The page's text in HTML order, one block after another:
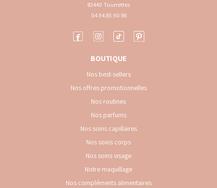
83440 Tourrettes
04.94.85.90.98
BOUTIQUE
Nos best-sellers
Nos offres promotionnelles
Nos routines
Nos parfums
Nos soins capillaires
Nos soins corps
Nos soins visage
Notre maquillage
Nos compléments alimentaires